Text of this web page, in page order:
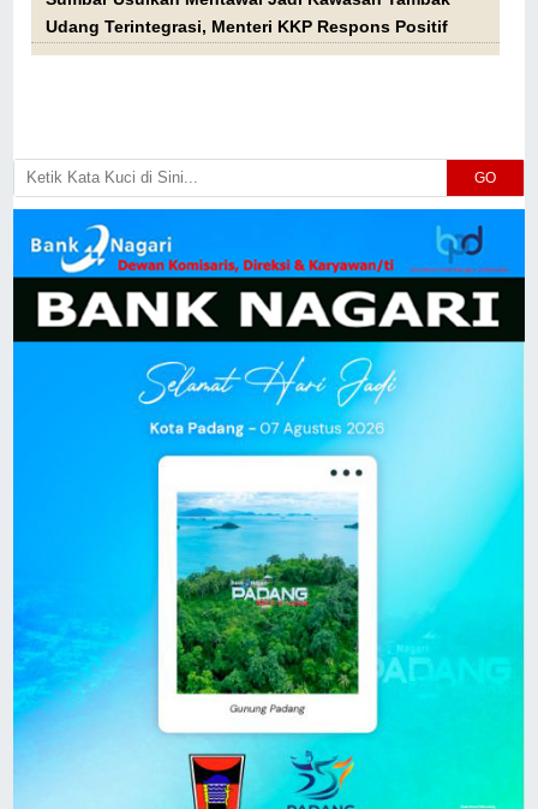
Udang Terintegrasi, Menteri KKP Respons Positif
GO